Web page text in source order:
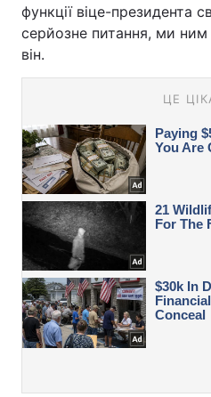
функції віце-президента
серйозне питання, ми
він.